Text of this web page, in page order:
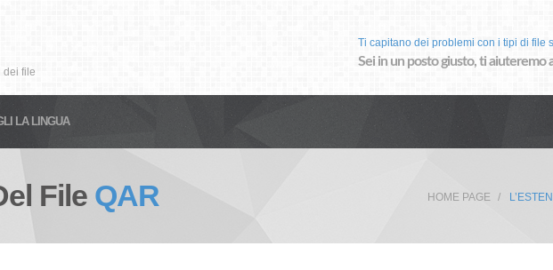
dei file
Ti capitano dei problemi con i tipi di file
Sei in un posto giusto, ti aiuteremo
LA LINGUA
File QAR HOME PAGE